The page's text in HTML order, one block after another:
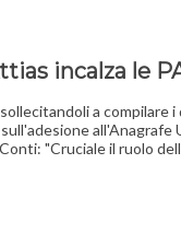
incalza le
a compilare
all'Anagrafe
"Cruciale il ruolo